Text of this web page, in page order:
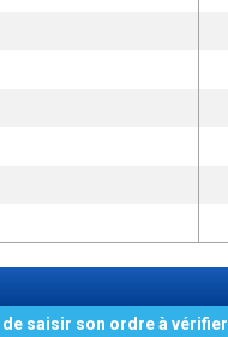
de saisir son ordre à